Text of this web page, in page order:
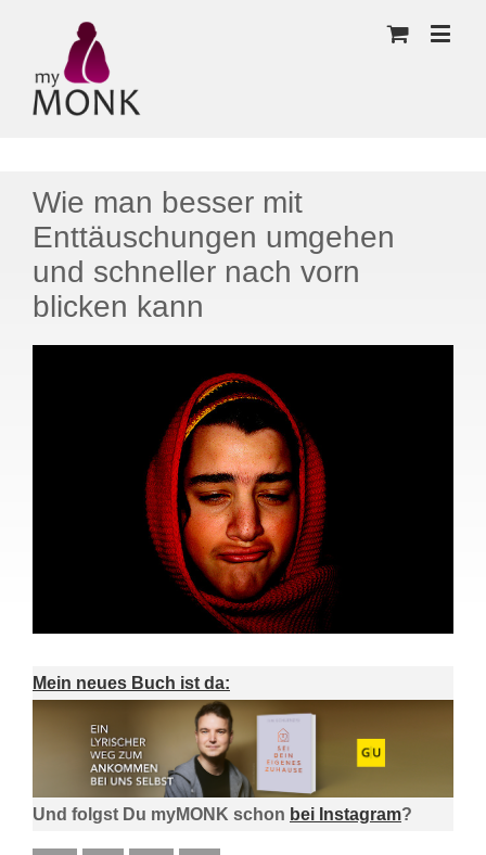
Wie man besser mit
Enttäuschungen umgehen
und schneller nach vorn
blicken kann
Mein neues Buch ist da:
Und folgst Du myMONK schon bei Instagram?